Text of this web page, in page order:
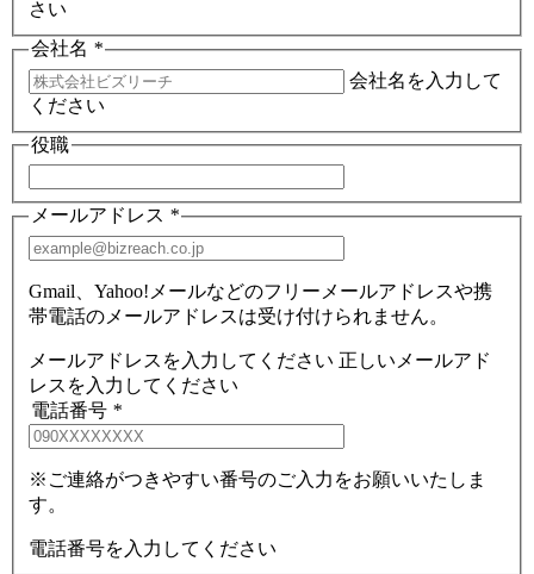
さい
会社名 *
会社名を入力して
ください
役職
メールアドレス *
Gmail、Yahoo!メールなどのフリーメールアドレスや携
帯電話のメールアドレスは受け付けられません。
メールアドレスを入力してください 正しいメールアド
レスを入力してください
電話番号 *
※ご連絡がつきやすい番号のご入力をお願いいたしま
す。
電話番号を入力してください